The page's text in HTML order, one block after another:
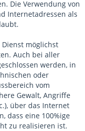
Die Verwendung von
Internetadressen als
möglichst
Auch bei aller
werden, in
oder
vom
Gewalt, Angriffe
über das Internet
dass eine 100%ige
zu realisieren ist.